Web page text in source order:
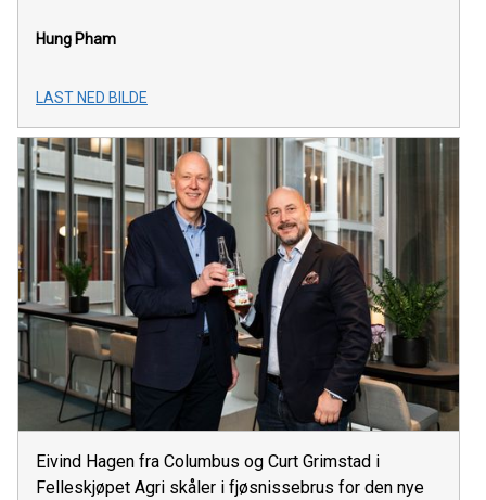
Hung Pham
LAST NED BILDE
Eivind Hagen fra Columbus og Curt Grimstad i
Felleskjøpet Agri skåler i fjøsnissebrus for den nye